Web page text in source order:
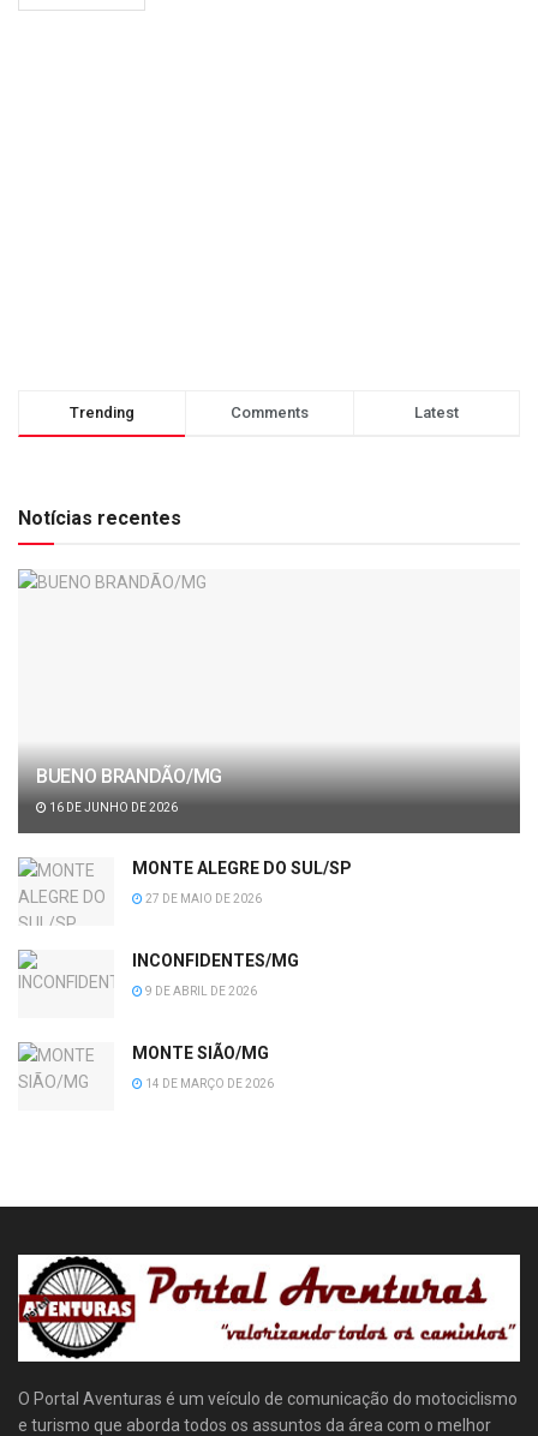
Trending Comments Latest
Notícias recentes
BUENO BRANDÃO/MG
16 DE JUNHO DE 2026
MONTE ALEGRE DO SUL/SP
27 DE MAIO DE 2026
INCONFIDENTES/MG
9 DE ABRIL DE 2026
MONTE SIÃO/MG
14 DE MARÇO DE 2026
O Portal Aventuras é um veículo de comunicação do motociclismo
e turismo que aborda todos os assuntos da área com o melhor